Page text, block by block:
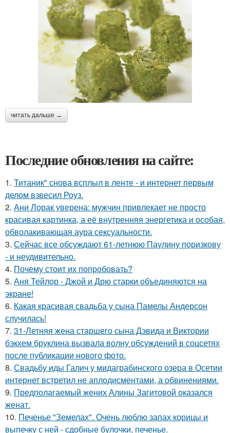
читать дальше →
Последние обновления на сайте:
1. Титаник" снова всплыл в ленте - и интернет первым
делом взвесил Роуз.
2. Ани Лорак уверена: мужчин привлекает не просто
красивая картинка, а её внутренняя энергетика и особая,
обволакивающая аура сексуальности.
3. Сейчас все обсуждают 61-летнюю Паулину поризкову
- и неудивительно.
4. Почему стоит их попробовать?
5. Аня Тейлор - Джой и Дрю старки объединяются на
экране!
6. Какая красивая свадьба у сына Памелы Андерсон
случилась!
7. 31-Летняя жена старшего сына Дэвида и Виктории
бэкхем бруклина вызвала волну обсуждений в соцсетях
после публикации нового фото.
8. Свадьбу иды Галич у мидаграбинского озера в Осетии
интернет встретил не аплодисментами, а обвинениями.
9. Предполагаемый жених Алины Загитовой оказался
женат.
10. Печенье "Земелах". Очень люблю запах корицы и
выпечку с ней - сдобные булочки, печенье.